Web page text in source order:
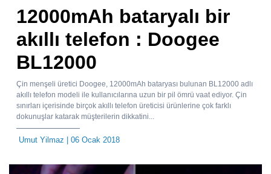
12000mAh bataryalı bir
akıllı telefon : Doogee
BL12000
Çin menşeli üretici Doogee, 12000mAh bataryası bulunan BL12000 adlı
akıllı telefon modeli ile kullanıcılarına uzun bir pil ömrü vaat ediyor. Çin
sınırları içerisinde birçok akıllı telefon üreticisi ürünlerine çok farklı
dokunuşlar katarak müşterilerin dikkatini...
Umut Yilmaz | 06 Ocak 2018